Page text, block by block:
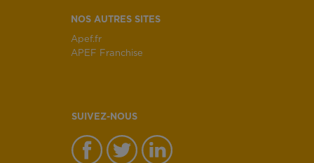
NOS AUTRES SITES
Apef.fr
APEF Franchise
SUIVEZ-NOUS